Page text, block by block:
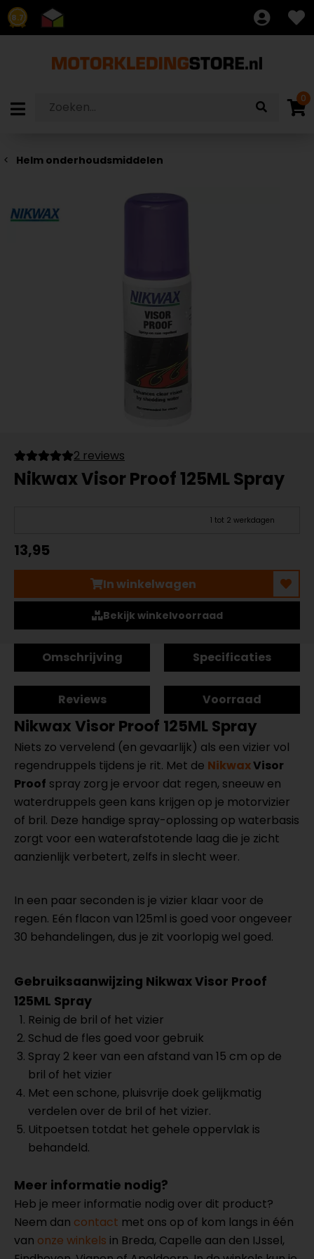
8.7
0
Helm onderhoudsmiddelen
2 reviews
Nikwax Visor Proof 125ML Spray
1 tot 2 werkdagen
13,95
In winkelwagen
Bekijk winkelvoorraad
Omschrijving Specificaties
Reviews Voorraad
Nikwax Visor Proof 125ML Spray
Niets zo vervelend (en gevaarlijk) als een vizier vol
regendruppels tijdens je rit. Met de NikwaxVisor
Proof spray zorg je ervoor dat regen, sneeuw en
waterdruppels geen kans krijgen op je motorvizier
of bril. Deze handige spray-oplossing op waterbasis
zorgt voor een waterafstotende laag die je zicht
aanzienlijk verbetert, zelfs in slecht weer.
In een paar seconden is je vizier klaar voor de
regen. Eén flacon van 125ml is goed voor ongeveer
30 behandelingen, dus je zit voorlopig wel goed.
Gebruiksaanwijzing Nikwax Visor Proof
125ML Spray
Reinig de bril of het vizier
Schud de fles goed voor gebruik
Spray 2 keer van een afstand van 15 cm op de
bril of het vizier
Met een schone, pluisvrije doek gelijkmatig
verdelen over de bril of het vizier.
Uitpoetsen totdat het gehele oppervlak is
behandeld.
Meer informatie nodig?
Heb je meer informatie nodig over dit product?
Neem dan contact met ons op of kom langs in één
van onze winkels in Breda, Capelle aan den IJssel,